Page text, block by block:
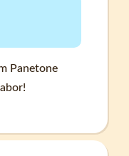
Panetone